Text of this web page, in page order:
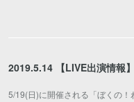
2019.5.14 【LIVE出演情報】
5/19(日)に開催される「ぼくの